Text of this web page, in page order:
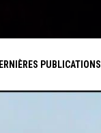
PUBLICATIONS